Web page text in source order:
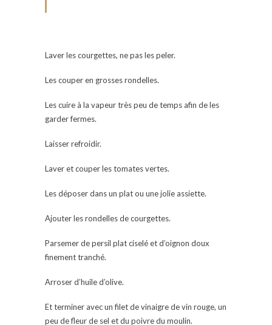
Laver les courgettes, ne pas les peler.
Les couper en grosses rondelles.
Les cuire à la vapeur très peu de temps afin de les
garder fermes.
Laisser refroidir.
Laver et couper les tomates vertes.
Les déposer dans un plat ou une jolie assiette.
Ajouter les rondelles de courgettes.
Parsemer de persil plat ciselé et d’oignon doux
finement tranché.
Arroser d’huile d’olive.
Et terminer avec un filet de vinaigre de vin rouge, un
peu de fleur de sel et du poivre du moulin.